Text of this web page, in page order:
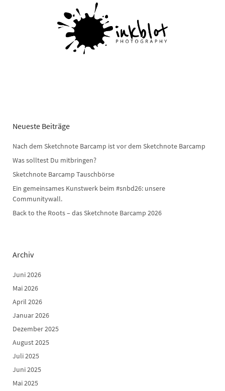
Neueste Beiträge
Nach dem Sketchnote Barcamp ist vor dem Sketchnote Barcamp
Was solltest Du mitbringen?
Sketchnote Barcamp Tauschbörse
Ein gemeinsames Kunstwerk beim #snbd26: unsere
Communitywall.
Back to the Roots – das Sketchnote Barcamp 2026
Archiv
Juni 2026
Mai 2026
April 2026
Januar 2026
Dezember 2025
August 2025
Juli 2025
Juni 2025
Mai 2025